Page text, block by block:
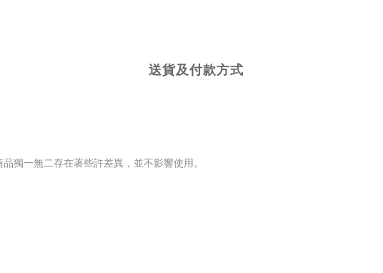
送貨及付款方式
獨一無二存在著些許差異，並不影響使用。